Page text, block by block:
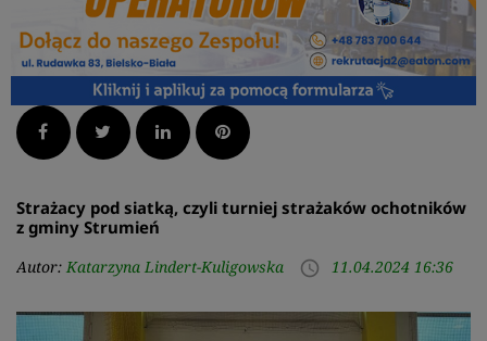
Facebook Twitter LinkedInPinterest
Strażacy pod siatką, czyli turniej strażaków ochotników
z gminy Strumień
Autor: Katarzyna Lindert-Kuligowska access_time 11.04.2024 16:36